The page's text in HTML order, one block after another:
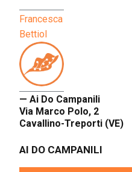
Francesca
Bettiol
— Ai Do Campanili
Via Marco Polo, 2
Cavallino-Treporti (VE)
AI DO CAMPANILI